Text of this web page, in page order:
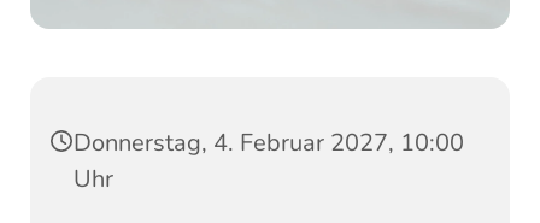
Donnerstag, 4. Februar 2027, 10:00
Uhr